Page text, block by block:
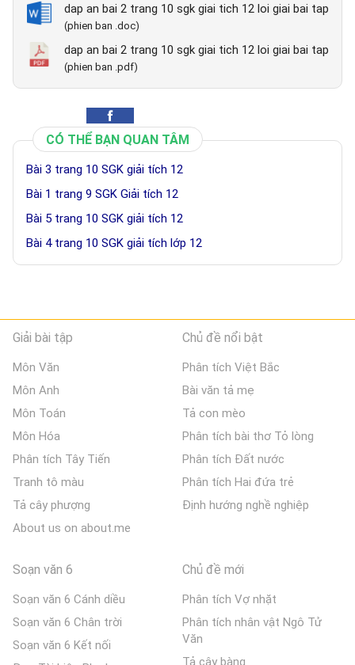
dap an bai 2 trang 10 sgk giai tich 12 loi giai bai tap
(phien ban .doc)
dap an bai 2 trang 10 sgk giai tich 12 loi giai bai tap
(phien ban .pdf)
CÓ THỂ BẠN QUAN TÂM
Bài 3 trang 10 SGK giải tích 12
Bài 1 trang 9 SGK Giải tích 12
Bài 5 trang 10 SGK giải tích 12
Bài 4 trang 10 SGK giải tích lớp 12
Giải bài tập
Môn Văn
Môn Anh
Môn Toán
Môn Hóa
Phân tích Tây Tiến
Tranh tô màu
Tả cây phượng
About us on about.me
Chủ đề nổi bật
Phân tích Việt Bắc
Bài văn tả mẹ
Tả con mèo
Phân tích bài thơ Tỏ lòng
Phân tích Đất nước
Phân tích Hai đứa trẻ
Định hướng nghề nghiệp
Soạn văn 6
Soạn văn 6 Cánh diều
Soạn văn 6 Chân trời
Soạn văn 6 Kết nối
Chủ đề mới
Phân tích Vợ nhặt
Phân tích nhân vật Ngô Tử
Văn
Tả cây bàng